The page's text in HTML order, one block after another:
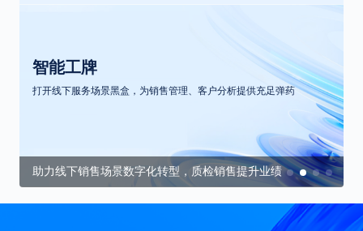
智能工牌
打开线下服务场景黑盒，为销售管理、客户分析提供充足弹药
助力线下销售场景数字化转型，质检销售提升业绩